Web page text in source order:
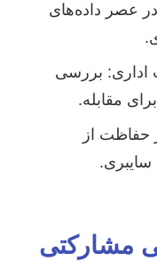
عصر داده‌های
اداری: بررسی
مقابله.
حفاظت از
سایبری.
مشارکتی